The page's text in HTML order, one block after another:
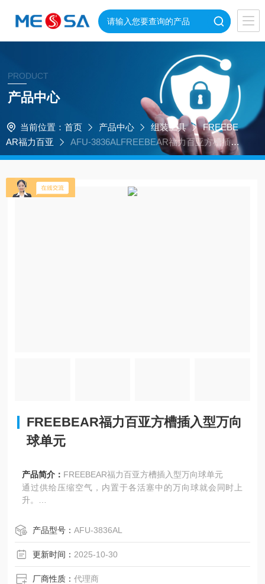
PRODUCT
产品中心
当前位置： 首页 产品中心 组装工具
FREEBE
AR福力百亚
AFU-3836ALFREEBEAR福力百亚方槽插入
型万向球单元
FREEBEAR福力百亚方槽插入型万向
球单元
产品简介： FREEBEAR福力百亚方槽插入型万向球单元
通过供给压缩空气，内置于各活塞中的万向球就会同时上
升。
具、工件的输送和定位。
（通过模具自重或强制排气下降）
也可制作下图所示以外的尺寸。详细要求请在咨询表中注
明。
AFU-3836AL-5 AFU-3836AL-10
产品型号：AFU-3836AL
更新时间： 2025-10-30
厂商性质：代理商